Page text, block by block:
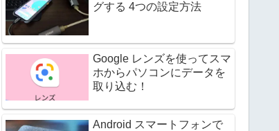
グする 4つの設定方法
Google レンズを使ってスマ
ホからパソコンにデータを
取り込む！
Android スマートフォンで